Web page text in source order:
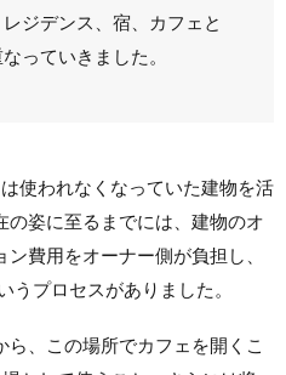
ジデンス、宿、カフェと
っていきました。
使われなくなっていた建物を活
の姿に至るまでには、建物のオ
費用をオーナー側が負担し、
プロセスがありました。
、この場所でカフェを開くこ